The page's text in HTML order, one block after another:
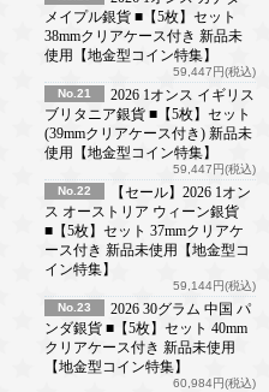
メイプル銀貨 ■【5枚】セット
38mmクリアケース付き 新品未
使用【地金型コイン特集】
59,447円(税込)
No.21
2026 1オンス イギリス
ブリタニア銀貨 ■【5枚】セット
(39mmクリアケース付き) 新品未
使用【地金型コイン特集】
59,447円(税込)
No.22
【セール】2026 1オン
ス オーストリア ウィーン銀貨
■【5枚】セット 37mmクリアケ
ース付き 新品未使用【地金型コ
イン特集】
59,144円(税込)
No.23
2026 30グラム 中国 パ
ンダ銀貨 ■【5枚】セット 40mm
クリアケース付き 新品未使用
【地金型コイン特集】
60,984円(税込)